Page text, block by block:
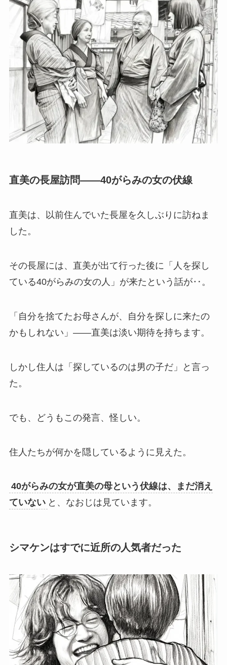
直美の長屋訪問——40がらみの女の伏線
直美は、以前住んでいた長屋を久しぶりに訪ねま
した。
その長屋には、直美が出て行った後に「人を探し
ている40がらみの女の人」が来たという話が‥。
「自分を捨てたお母さんが、自分を探しに来たの
かもしれない」——直美は淡い期待を持ちます。
しかし住人は「探しているのは男の子だ」と言っ
た。
でも、どうもこの発言、怪しい。
住人たちが何かを隠しているように見えた。
40がらみの女が直美の母という伏線は、まだ消え
ていない と、なおじは見ています。
シマケンはすでに近所の人気者だった